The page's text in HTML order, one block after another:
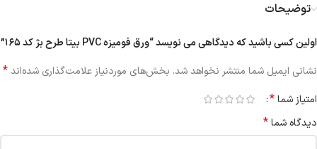
توضیحات
اولین کسی باشید که دیدگاهی می نویسد “ورق فومیزه PVC بیتا طرح بژ کد ۱۶۵”
نشانی ایمیل شما منتشر نخواهد شد. بخش‌های موردنیاز علامت‌گذاری شده‌اند*
امتیاز شما*
دیدگاه شما*